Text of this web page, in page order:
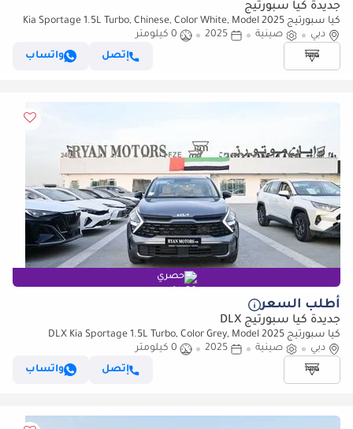
جديدة كيا سبورتيج
كيا سبورتيج Kia Sportage 1.5L Turbo, Chinese, Color White, Model 2025
دبي
صينية 2025
0 كيلومتر
إتصل
واتساب
حصري
أطلب السعر
جديدة كيا سبورتيج DLX
كيا سبورتيج DLX Kia Sportage 1.5L Turbo, Color Grey, Model 2025
دبي
صينية 2025
0 كيلومتر
إتصل
واتساب